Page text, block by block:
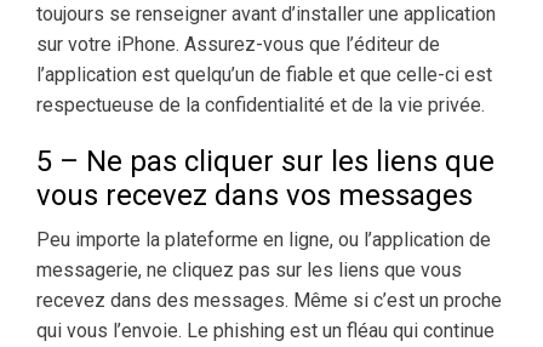
toujours se renseigner avant d’installer une application
sur votre iPhone. Assurez-vous que l’éditeur de
l’application est quelqu’un de fiable et que celle-ci est
respectueuse de la confidentialité et de la vie privée.
5 – Ne pas cliquer sur les liens que
vous recevez dans vos messages
Peu importe la plateforme en ligne, ou l’application de
messagerie, ne cliquez pas sur les liens que vous
recevez dans des messages. Même si c’est un proche
qui vous l’envoie. Le phishing est un fléau qui continue